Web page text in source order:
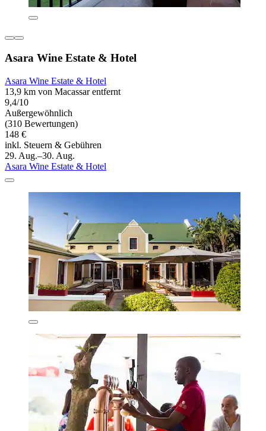
Asara Wine Estate & Hotel
Asara Wine Estate & Hotel
13,9 km von Macassar entfernt
9,4/10
Außergewöhnlich
(310 Bewertungen)
148 €
inkl. Steuern & Gebühren
29. Aug.–30. Aug.
Asara Wine Estate & Hotel